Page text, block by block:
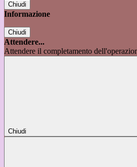
Chiudi
Informazione
Chiudi
Attendere...
Attendere il completamento
Chiudi